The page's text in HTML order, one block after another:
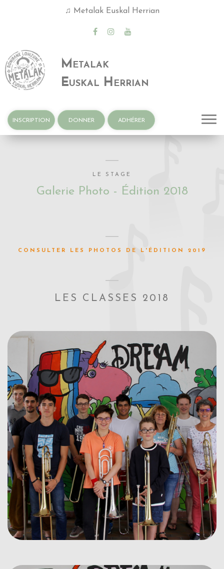
♪ Les photos dustage 2025 sont disponibles !
Donibaneko
Haizeak
INSCRIPTION DONNER ADHÉRER
LE STAGE
Galerie Photo - Édition 2018
CONSULTER LES PHOTOS DE L'ÉDITION 2019
LES CLASSES 2018